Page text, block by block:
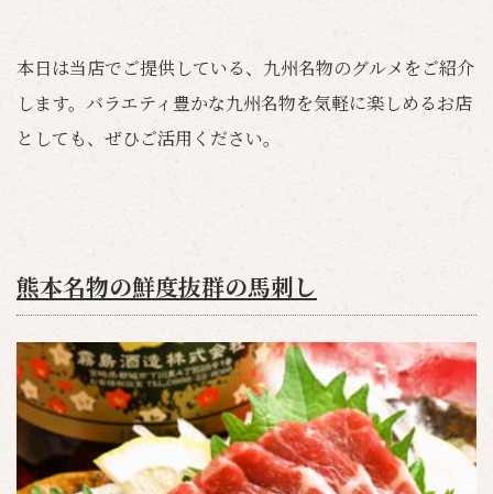
本日は当店でご提供している、九州名物のグルメをご紹介
します。バラエティ豊かな九州名物を気軽に楽しめるお店
としても、ぜひご活用ください。
熊本名物の鮮度抜群の馬刺し